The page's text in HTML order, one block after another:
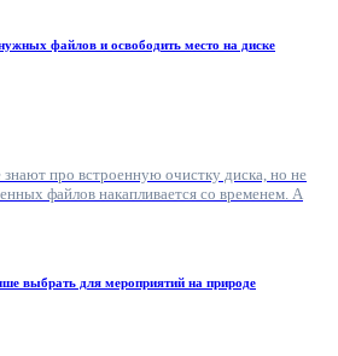
файлов и освободить место на диске
про встроенную очистку диска, но не
файлов накапливается со временем. А
выбрать для мероприятий на природе